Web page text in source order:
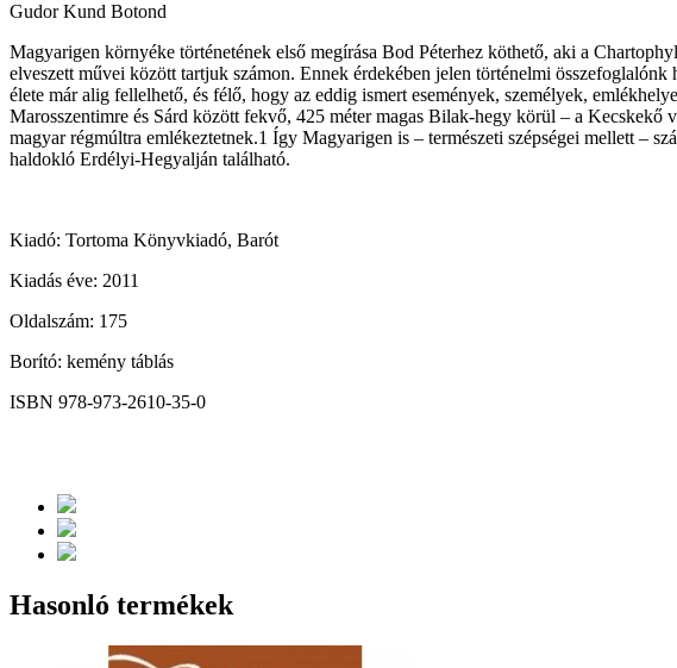
Gudor Kund Botond
Magyarigen környéke történetének első megírása Bod Péterhez köthető, aki a
elveszett művei között tartjuk számon. Ennek érdekében jelen történelmi
élete már alig fellelhető, és félő, hogy az eddig ismert események, személyek,
Marosszentimre és Sárd között fekvő, 425 méter magas Bilak-hegy körül – a
magyar régmúltra emlékeztetnek.1 Így Magyarigen is – természeti szépségei mellett –
haldokló Erdélyi-Hegyalján található.
Kiadó: Tortoma Könyvkiadó, Barót
Kiadás éve: 2011
Oldalszám: 175
Borító: kemény táblás
ISBN 978-973-2610-35-0
Hasonló termékek